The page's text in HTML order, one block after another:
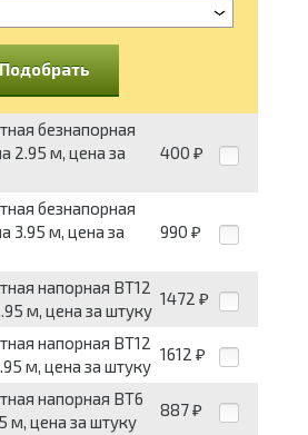
Подобрать
безнапорная
2.95 м, цена за
400 ₽
безнапорная
3.95 м, цена за
990 ₽
напорная ВТ12
м, цена за штуку
1472 ₽
напорная ВТ12
м, цена за штуку
1612 ₽
напорная ВТ6
м, цена за штуку
887 ₽